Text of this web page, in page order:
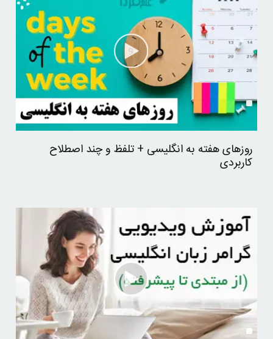
روزهای هفته به انگلیسی + تلفظ و چند اصطلاح
کاربردی